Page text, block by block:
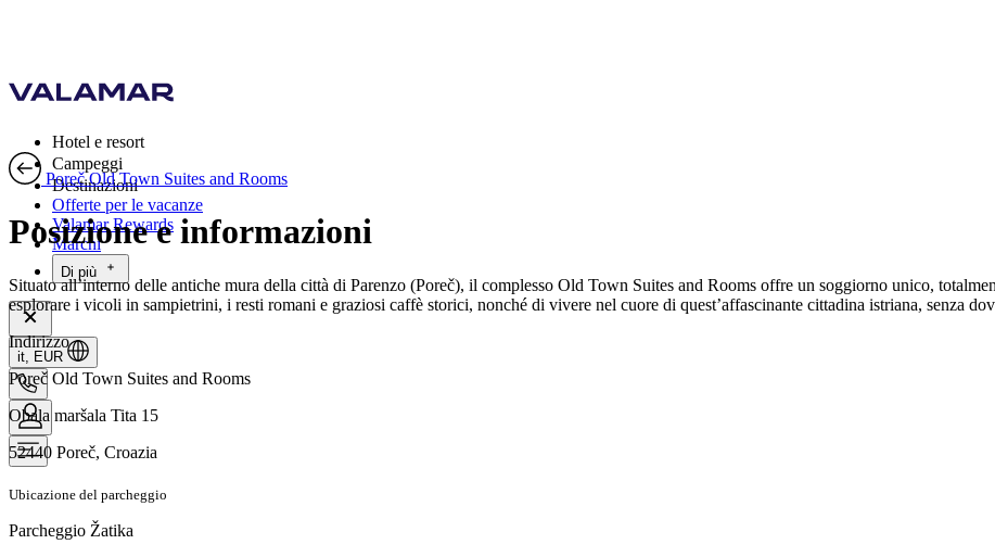
Hotel e resort
Campeggi
Destinazioni
Offerte per le vacanze
Valamar Rewards
Marchi
Di più
it, EUR
Poreč Old Town Suites and Rooms
Posizione e informazioni
Situato all’interno delle antiche mura della città di Parenzo (Poreč), il complesso Old Town Suites and Rooms offre un soggiorno unico,
esplorare i vicoli in sampietrini, i resti romani e graziosi caffè storici, nonché di vivere nel cuore di quest’affascinante cittadina istriana, senza
Indirizzo
Poreč Old Town Suites and Rooms
Obala maršala Tita 15
52440 Poreč, Croazia
Ubicazione del parcheggio
Parcheggio Žatika